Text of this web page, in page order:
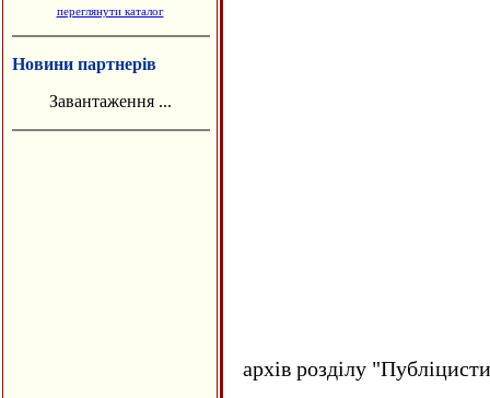
переглянути каталог
Новини партнерів
Завантаження ...
архів розділу